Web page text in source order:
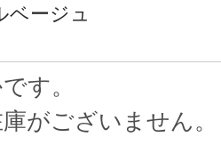
ベージュ
す。
がございません。